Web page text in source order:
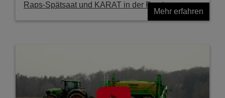
Raps-Spätsaat und KARAT in der Praxis
Mehr erfahren